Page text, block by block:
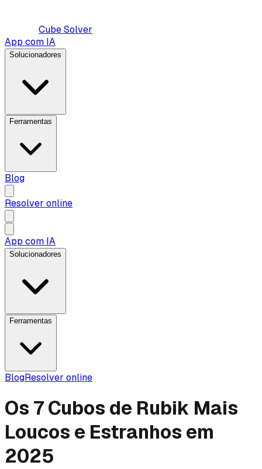
Cube Solver
App com IA
Solucionadores
Ferramentas
Blog
Resolver online
App com IA
Solucionadores
Ferramentas
BlogResolver online
Os 7 Cubos de Rubik Mais
Loucos e Estranhos em
2025